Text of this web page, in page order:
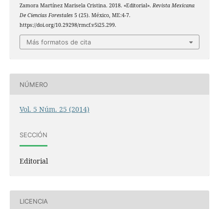
Zamora Martínez Marisela Cristina. 2018. «Editorial». Revista Mexicana
De Ciencias Forestales5 (25). México, ME:4-7.
https://doi.org/10.29298/rmcf.v5i25.299.
Más formatos de cita
NÚMERO
Vol. 5 Núm. 25 (2014)
SECCIÓN
Editorial
LICENCIA